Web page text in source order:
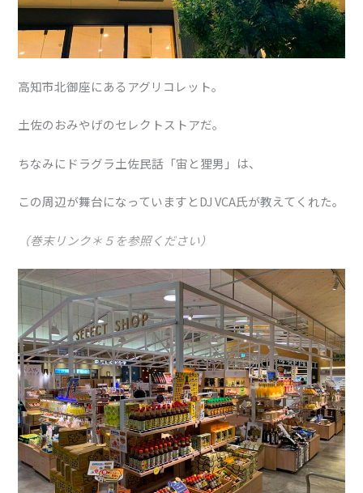
高知市北御座にあるアグリコレット。
土佐のおみやげのセレクトストアだ。
ちなみにドラグラ土佐民話「宙と狸男」は、
この周辺が舞台になっていますとDJ VCA氏が教えてくれた。
（巻末リンク＊５を参照ください）